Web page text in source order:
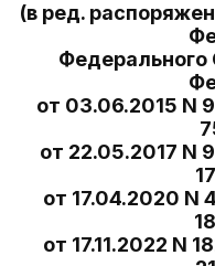
(в ред.
Федерального
от 03.06.2015 N
от 22.05.2017 N
от 17.04.2020 N
от 17.11.2022 N